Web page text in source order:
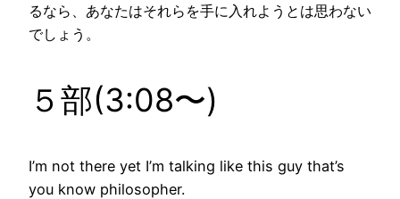
るなら、あなたはそれらを手に入れようとは思わない
でしょう。
５部(3:08〜)
I’m not there yet I’m talking like this guy that’s
you know philosopher.